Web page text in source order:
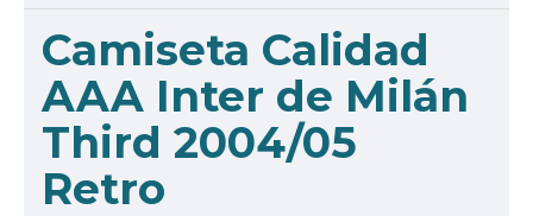
Camiseta Calidad
AAA Inter de Milán
Third 2004/05
Retro